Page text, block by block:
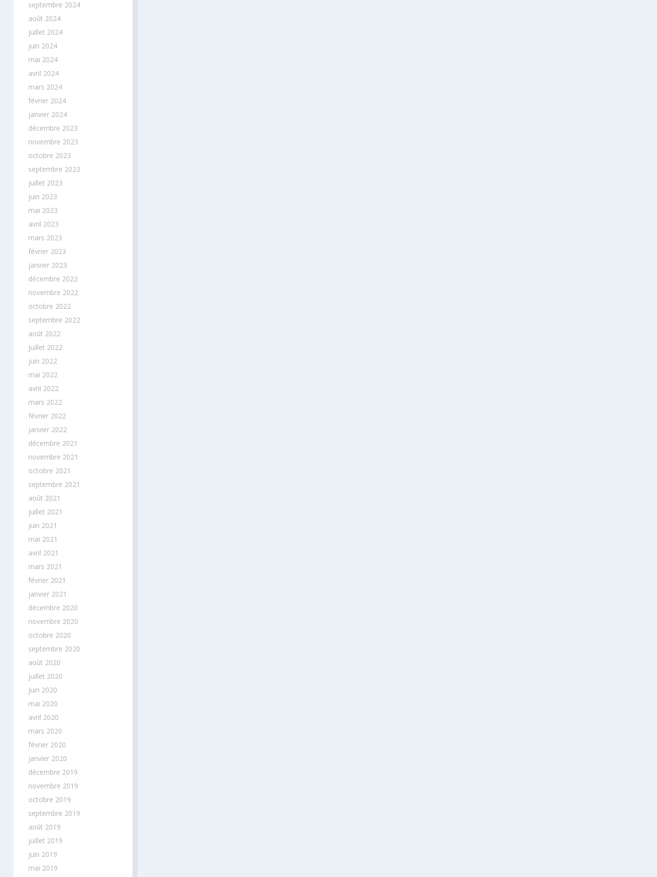
septembre 2024
août 2024
juillet 2024
juin 2024
mai 2024
avril 2024
mars 2024
février 2024
janvier 2024
décembre 2023
novembre 2023
octobre 2023
septembre 2023
juillet 2023
juin 2023
mai 2023
avril 2023
mars 2023
février 2023
janvier 2023
décembre 2022
novembre 2022
octobre 2022
septembre 2022
août 2022
juillet 2022
juin 2022
mai 2022
avril 2022
mars 2022
février 2022
janvier 2022
décembre 2021
novembre 2021
octobre 2021
septembre 2021
août 2021
juillet 2021
juin 2021
mai 2021
avril 2021
mars 2021
février 2021
janvier 2021
décembre 2020
novembre 2020
octobre 2020
septembre 2020
août 2020
juillet 2020
juin 2020
mai 2020
avril 2020
mars 2020
février 2020
janvier 2020
décembre 2019
novembre 2019
octobre 2019
septembre 2019
août 2019
juillet 2019
juin 2019
mai 2019